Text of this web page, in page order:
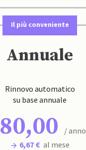
Il più conveniente
Annuale
Rinnovo automatico
su base annuale
80,00
/ anno
6,67 € al mese